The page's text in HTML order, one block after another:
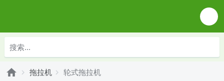
拖拉机 轮式拖拉机